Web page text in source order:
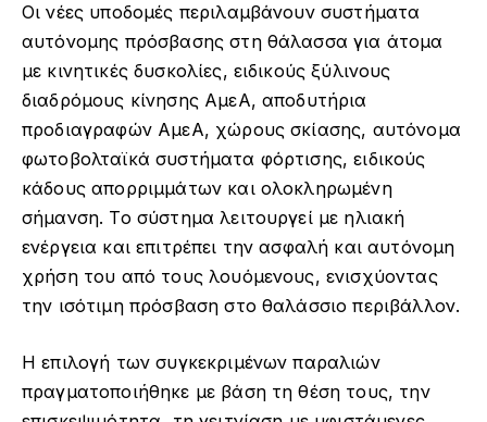
Οι νέες υποδομές περιλαμβάνουν συστήματα
αυτόνομης πρόσβασης στη θάλασσα για άτομα
με κινητικές δυσκολίες, ειδικούς ξύλινους
διαδρόμους κίνησης ΑμεΑ, αποδυτήρια
προδιαγραφών ΑμεΑ, χώρους σκίασης, αυτόνομα
φωτοβολταϊκά συστήματα φόρτισης, ειδικούς
κάδους απορριμμάτων και ολοκληρωμένη
σήμανση. Το σύστημα λειτουργεί με ηλιακή
ενέργεια και επιτρέπει την ασφαλή και αυτόνομη
χρήση του από τους λουόμενους, ενισχύοντας
την ισότιμη πρόσβαση στο θαλάσσιο περιβάλλον.
Η επιλογή των συγκεκριμένων παραλιών
πραγματοποιήθηκε με βάση τη θέση τους, την